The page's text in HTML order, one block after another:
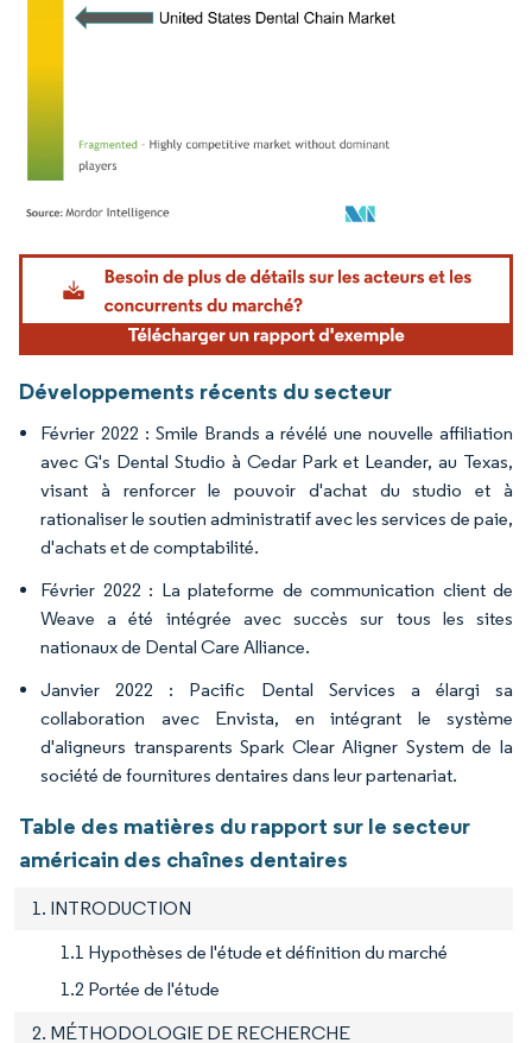
Image © Mordor Intelligence. La réutilisation nécessite une attribution sous CC BY
Développements récents du secteur
Février 2022 : Smile Brands a révélé une nouvelle affiliation
avec G's Dental Studio à Cedar Park et Leander, au Texas,
visant à renforcer le pouvoir d'achat du studio et à
rationaliser le soutien administratif avec les services de paie,
d'achats et de comptabilité.
Février 2022 : La plateforme de communication client de
Weave a été intégrée avec succès sur tous les sites
nationaux de Dental Care Alliance.
Janvier 2022 : Pacific Dental Services a élargi sa
collaboration avec Envista, en intégrant le système
d'aligneurs transparents Spark Clear Aligner System de la
société de fournitures dentaires dans leur partenariat.
Table des matières du rapport sur le secteur
américain des chaînes dentaires
1. INTRODUCTION
1.1 Hypothèses de l'étude et définition du marché
1.2 Portée de l'étude
2. MÉTHODOLOGIE DE RECHERCHE